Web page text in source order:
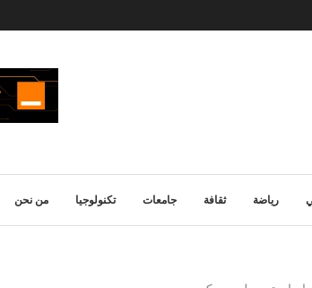
رياضة ثقافة جامعات تكنولوجيا من نحن